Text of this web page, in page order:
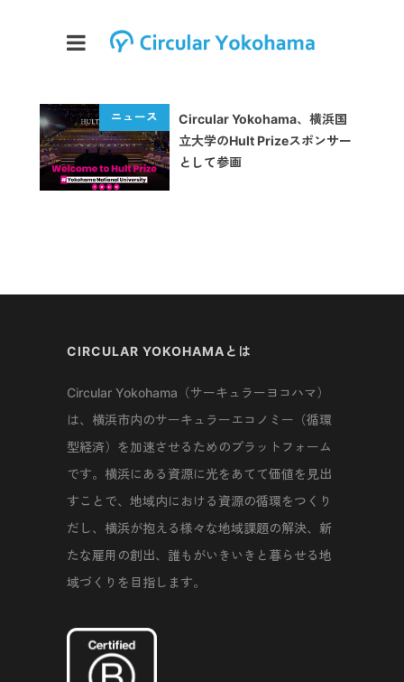
Circular Yokohama、横浜国
立大学のHult Prizeスポンサー
として参画
CIRCULAR YOKOHAMAとは
Circular Yokohama（サーキュラーヨコハマ）
は、横浜市内のサーキュラーエコノミー（循環
型経済）を加速させるためのプラットフォーム
です。横浜にある資源に光をあてて価値を見出
すことで、地域内における資源の循環をつくり
だし、横浜が抱える様々な地域課題の解決、新
たな雇用の創出、誰もがいきいきと暮らせる地
域づくりを目指します。